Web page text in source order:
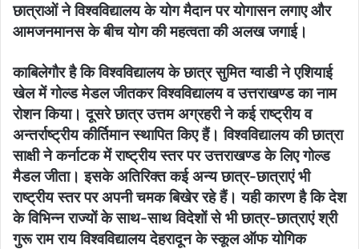
छात्राओं ने विश्वविद्यालय के योग मैदान पर योगासन लगाए और
आमजनमानस के बीच योग की महत्वता की अलख जगाई।
काबिलेगौर है कि विश्वविद्यालय के छात्र सुमित ग्वाडी ने एशियाई
खेल में गोल्ड मेडल जीतकर विश्वविद्यालय व उत्तराखण्ड का नाम
रोशन किया। दूसरे छात्र उत्तम अग्रहरी ने कई राष्ट्रीय व
अन्तर्राष्ट्रीय कीर्तिमान स्थापित किए हैं। विश्वविद्यालय की छात्रा
साक्षी ने कर्नाटक में राष्ट्रीय स्तर पर उत्तराखण्ड के लिए गोल्ड
मैडल जीता। इसके अतिरिक्त कई अन्य छात्र-छात्राएं भी
राष्ट्रीय स्तर पर अपनी चमक बिखेर रहे हैं। यही कारण है कि देश
के विभिन्न राज्यों के साथ-साथ विदेशों से भी छात्र-छात्राएं श्री
गुरू राम राय विश्वविद्यालय देहरादून के स्कूल ऑफ योगिक